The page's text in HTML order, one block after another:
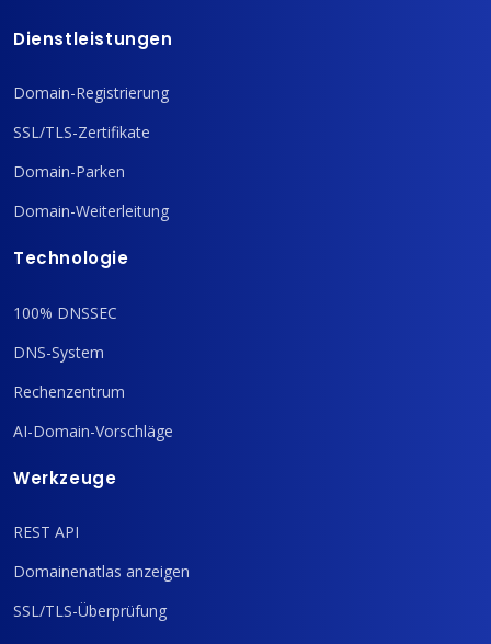
Dienstleistungen
Domain-Registrierung
SSL/TLS-Zertifikate
Domain-Parken
Domain-Weiterleitung
Technologie
100% DNSSEC
DNS-System
Rechenzentrum
AI-Domain-Vorschläge
Werkzeuge
REST API
Domainenatlas anzeigen
SSL/TLS-Überprüfung